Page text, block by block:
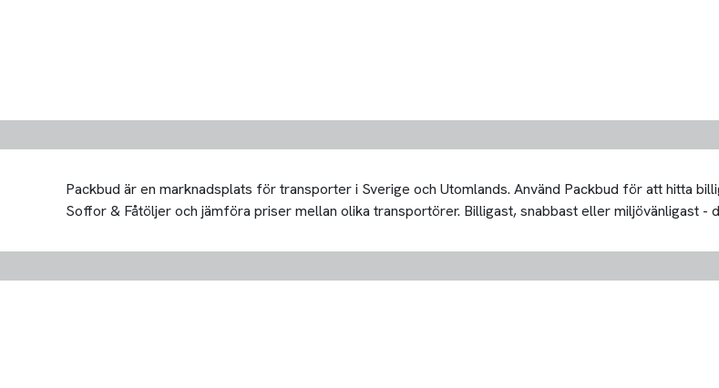
Packbud är en marknadsplats för transporter i Sverige och Utomlands. Använd Packbud för att hitta
Soffor & Fåtöljer och jämföra priser mellan olika transportörer. Billigast, snabbast eller miljövänligast -